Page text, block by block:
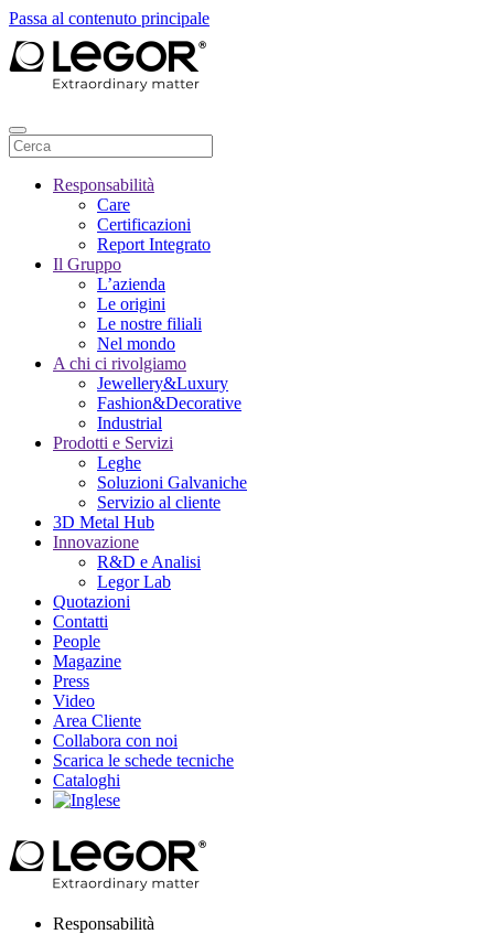
Passa al contenuto principale
Responsabilità
Care
Certificazioni
Report Integrato
Il Gruppo
L’azienda
Le origini
Le nostre filiali
Nel mondo
A chi ci rivolgiamo
Jewellery&Luxury
Fashion&Decorative
Industrial
Prodotti e Servizi
Leghe
Soluzioni Galvaniche
Servizio al cliente
3D Metal Hub
Innovazione
R&D e Analisi
Legor Lab
Quotazioni
Contatti
People
Magazine
Press
Video
Area Cliente
Collabora con noi
Scarica le schede tecniche
Cataloghi
Responsabilità